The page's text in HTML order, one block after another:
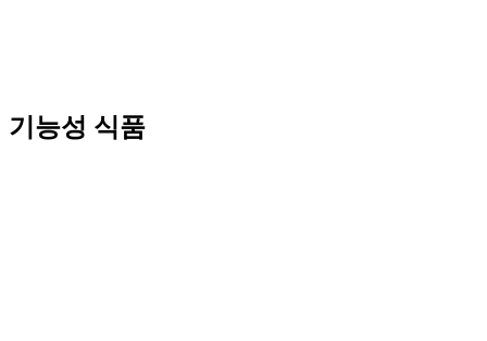
기능성 식품